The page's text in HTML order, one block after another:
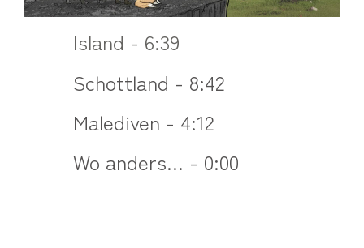
Island - 6:39
Schottland - 8:42
Malediven - 4:12
Wo anders... - 0:00